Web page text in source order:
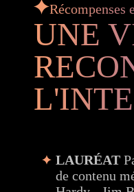
Récompenses
UNE
LAURÉAT
de contenu